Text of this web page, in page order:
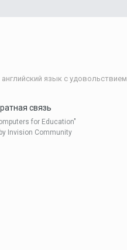
английский язык с удовольствием
связь
for Education"
Invision Community